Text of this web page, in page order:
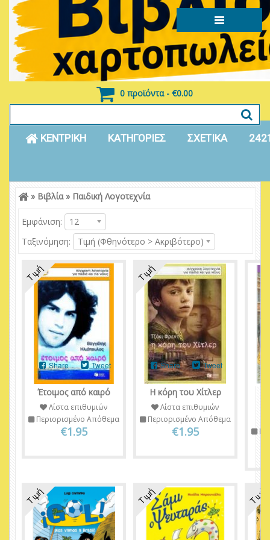
0 προϊόντα - €0.00
ΚΕΝΤΡΙΚΗ ΚΑΤΗΓΟΡΙΕΣ ΣΧΕΤΙΚΑ
Είσοδος
» Βιβλία» Παιδική Λογοτεχνία
Εμφάνιση:
12
Ταξινόμηση:
Τιμή (Φθηνότερο > Ακριβότερο)
Τιμή
Έτοιμος από καιρό
Share Tweet
Λίστα επιθυμιών
Περιορισμένο Απόθεμα
€1.95
Τιμή
Η κόρη του Χίτλερ
Share Tweet
Λίστα επιθυμιών
Περιορισμένο Απόθεμα
€1.95
Τιμή Τιμή Τιμή